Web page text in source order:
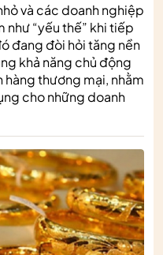
và các doanh nghiệp
như “yếu thế” khi tiếp
đang đòi hỏi tăng nền
khả năng chủ động
thương mại, nhằm
cho những doanh